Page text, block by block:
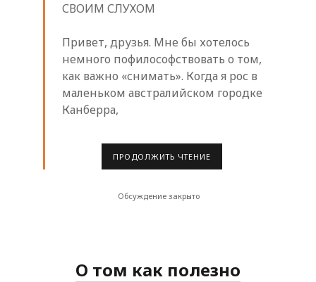
СВОИМ СЛУХОМ
Привет, друзья. Мне бы хотелось
немного пофилософствовать о том,
как важно «снимать». Когда я рос в
маленьком австралийском городке
Канберра,
ПРОДОЛЖИТЬ ЧТЕНИЕО
Обсуждение закрыто
О том как полезно